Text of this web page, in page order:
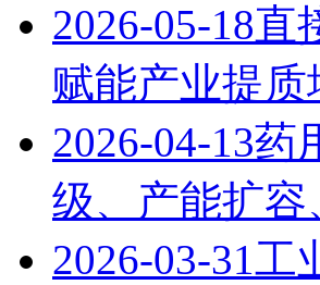
2026-05-18直
赋能产业提质
2026-04-13药
级、产能扩容
2026-03-31工